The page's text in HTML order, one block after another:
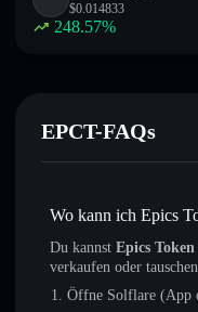
$0.014833
248.57%
EPCT-FAQs
Wo kann ich Epics
Du kannst Epics Token
verkaufen oder
Öffne Solflare (App